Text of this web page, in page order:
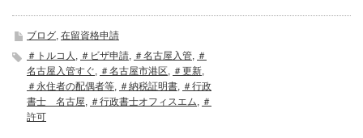
ブログ, 在留資格申請
＃トルコ人 , ＃ビザ申請, ＃名古屋入管, ＃
名古屋入管すぐ, ＃名古屋市港区, ＃更新,
＃永住者の配偶者等, ＃納税証明書, ＃行政
書士 名古屋, ＃行政書士オフィスエム, ＃
許可